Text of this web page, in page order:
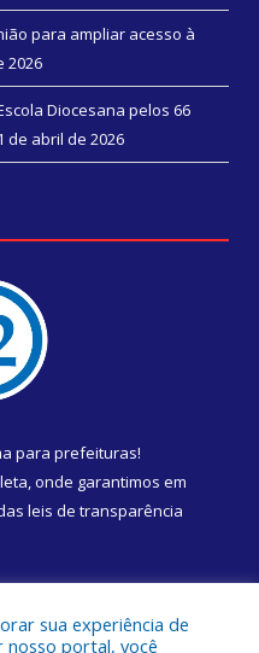
para ampliar acesso à
2026
Diocesana pelos 66
de abril de 2026
para prefeituras!
onde garantimos em
leis de transparência
sua experiência de
nosso portal, você